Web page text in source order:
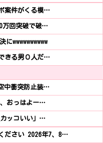
案件がくる模…
万回突破で破…
wwwwwwwwww
きる男０人だ…
中衝突防止装…
、おっはよー…
カッコいい」…
ださい 2026年7、8…